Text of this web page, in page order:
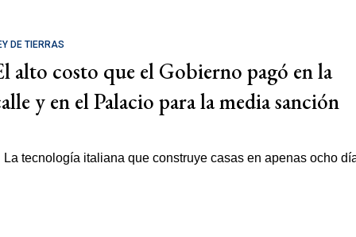
DE TIERRAS
alto costo que el Gobierno pagó en la
y en el Palacio para la media sanción